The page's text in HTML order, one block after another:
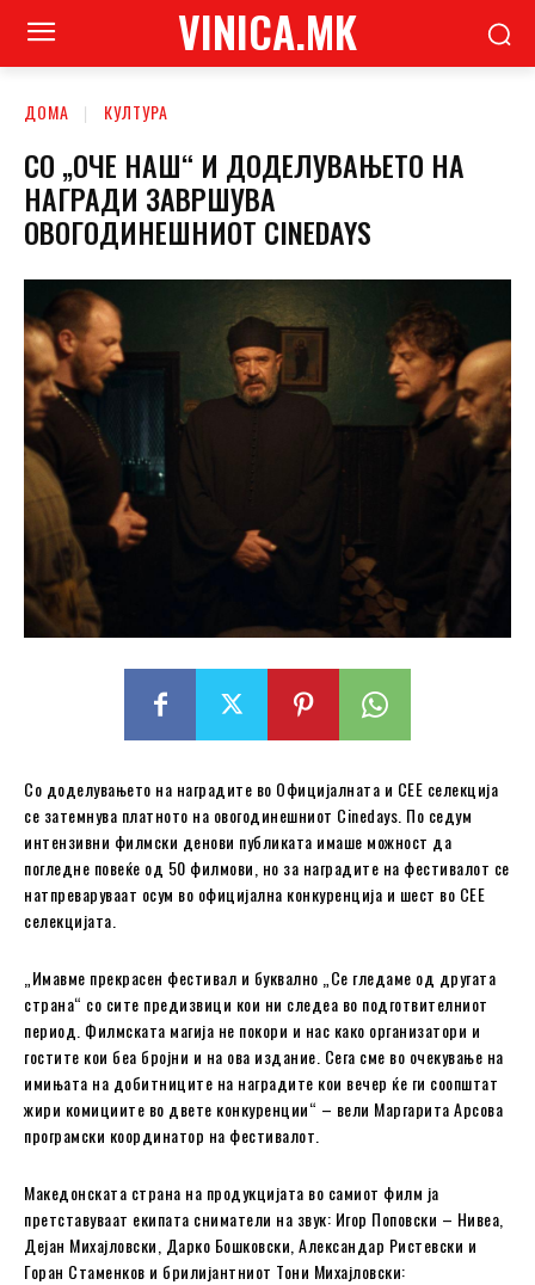
VINICA.MK
ДОМА КУЛТУРА
СО „ОЧЕ НАШ“ И ДОДЕЛУВАЊЕТО НА
НАГРАДИ ЗАВРШУВА
ОВОГОДИНЕШНИОТ CINEDAYS
Со доделувањето на наградите во Официјалната и СЕЕ селекција
се затемнува платното на овогодинешниот Cinedays. По седум
интензивни филмски денови публиката имаше можност да
погледне повеќе од 50 филмови, но за наградите на фестивалот се
натпреваруваат осум во официјална конкуренција и шест во СЕЕ
селекцијата.
„Имавме прекрасен фестивал и буквално „Се гледаме од другата
страна“ со сите предизвици кои ни следеа во подготвителниот
период. Филмската магија не покори и нас како организатори и
гостите кои беа бројни и на ова издание. Сега сме во очекување на
имињата на добитниците на наградите кои вечер ќе ги соопштат
жири комициите во двете конкуренции“ – вели Маргарита Арсова
програмски координатор на фестивалот.
Македонската страна на продукцијата во самиот филм ја
претставуваат екипата сниматели на звук: Игор Поповски – Нивеа,
Дејан Михајловски, Дарко Бошковски, Александар Ристевски и
Горан Стаменков и брилијантниот Тони Михајловски: